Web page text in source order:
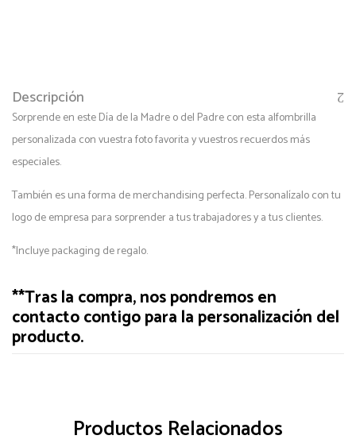
Descripción
Sorprende en este Día de la Madre o del Padre con esta alfombrilla
personalizada con vuestra foto favorita y vuestros recuerdos más
especiales.
También es una forma de merchandising perfecta. Personalízalo con tu
logo de empresa para sorprender a tus trabajadores y a tus clientes.
*Incluye packaging de regalo.
**Tras la compra, nos pondremos en
contacto contigo para la personalización del
producto.
Productos Relacionados